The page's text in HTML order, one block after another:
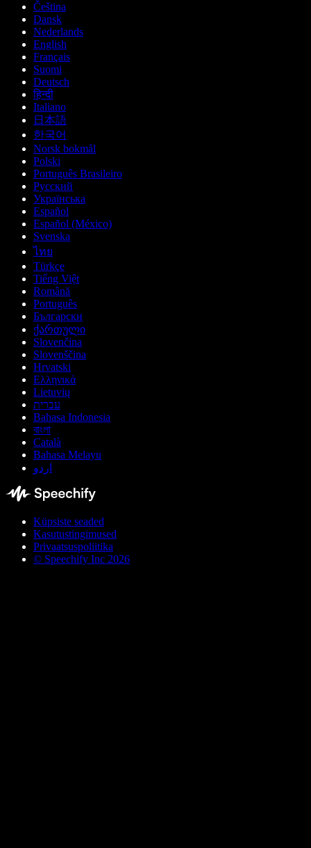
Čeština
Dansk
Nederlands
English
Français
Suomi
Deutsch
हिन्दी
Italiano
日本語
한국어
Norsk bokmål
Polski
Português Brasileiro
Русский
Українська
Español
Español (México)
Svenska
ไทย
Türkçe
Tiếng Việt
Română
Português
Български
ქართული
Slovenčina
Slovenščina
Hrvatski
Ελληνικά
Lietuvių
עברית
Bahasa Indonesia
বাংলা
Català
Bahasa Melayu
اردو
Küpsiste seaded
Kasutustingimused
Privaatsuspoliitika
© Speechify Inc 2026